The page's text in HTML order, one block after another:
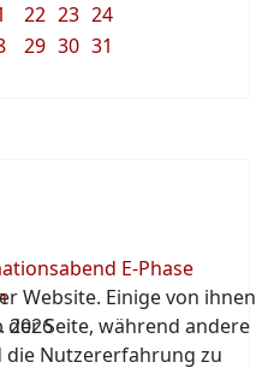
22 23 24
29 30 31
E-Phase
2026
Website. Einige von ihnen
Seite, während andere
die Nutzererfahrung zu